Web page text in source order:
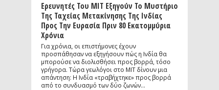
Ερευνητές Του ΜΙΤ Εξηγούν Το Μυστήριο
Της Ταχείας Μετακίνησης Της Ινδίας
Προς Την Ευρασία Πριν 80 Εκατομμύρια
Χρόνια
Για χρόνια, οι επιστήμονες έχουν
προσπάθησαν να εξηγήσουν πώς η Ινδία θα
μπορούσε να διολισθήσει προς βορρά, τόσο
γρήγορα. Τώρα γεωλόγοι στο MIT δίνουν μια
απάντηση: Η Ινδία «τραβήχτηκε» προς βορρά
από το συνδυασμό των δύο ζωνών...